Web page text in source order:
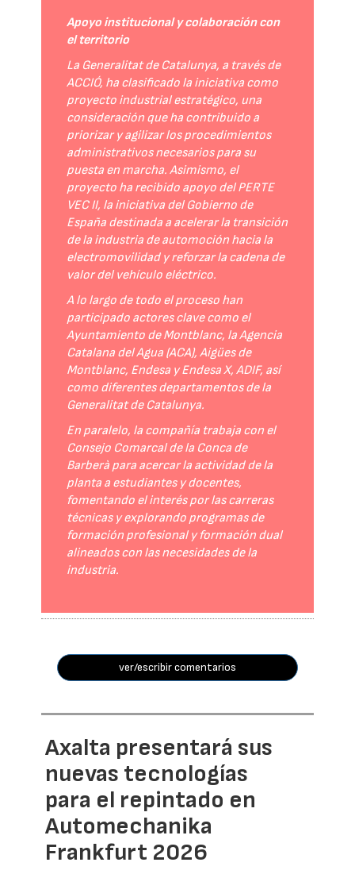
Apoyo institucional y colaboración con
el territorio
La Generalitat de Catalunya, a través de
ACCIÓ, ha clasificado la iniciativa como
proyecto industrial estratégico, una
consideración que ha contribuido a
priorizar y agilizar los procedimientos
administrativos necesarios para su
puesta en marcha. Asimismo, el
proyecto ha recibido apoyo del PERTE
VEC II, la iniciativa del Gobierno de
España destinada a acelerar la transición
de la industria de automoción hacia la
electromovilidad y reforzar la cadena de
valor del vehículo eléctrico.
A lo largo de todo el proceso han
participado actores clave como el
Ayuntamiento de Montblanc, la Agencia
Catalana del Agua (ACA), Aigües de
Montblanc, Endesa y Endesa X, ADIF, así
como diferentes departamentos de la
Generalitat de Catalunya.
En paralelo, la compañía trabaja con el
Consejo Comarcal de la Conca de
Barberà para acercar la actividad de la
planta a estudiantes y docentes,
fomentando el interés por las carreras
técnicas y explorando programas de
formación profesional y formación dual
alineados con las necesidades de la
industria.
ver/escribir comentarios
Axalta presentará sus
nuevas tecnologías
para el repintado en
Automechanika
Frankfurt 2026